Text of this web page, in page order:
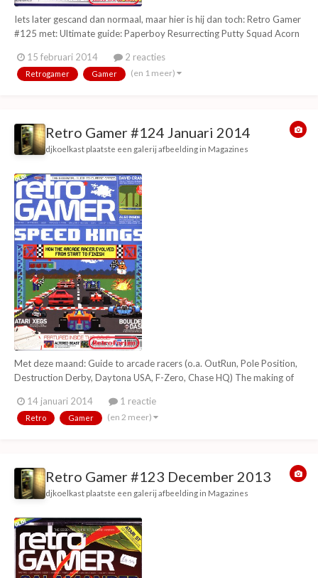
Iets later gescand dan normaal, maar hier is hij dan toch: Retro Gamer
#125 met: Ultimate guide: Paperboy Resurrecting Putty Squad Acorn
history of Toejam & Earl Movielicense awards (beste spellen
gebaseerd op films) The makin...
15 februari 2014 2 reacties
Retrogamer Gamer (en 1 meer)
Retro Gamer #124 Januari 2014
djkoelkast plaatste een galerij afbeelding in Magazines
Met deze maand: Guide to arcade racers (o.a. OutRun, Pole Position,
Destruction Derby, Daytona USA, F-Zero, Chase HQ) The making of
(met alle grote Atari 2600 titels) The making of Altered Beast The
Wonder Boys The making of Mine...
14 januari 2014 1 reactie
Retro Gamer (en 2 meer)
Retro Gamer #123 December 2013
djkoelkast plaatste een galerij afbeelding in Magazines